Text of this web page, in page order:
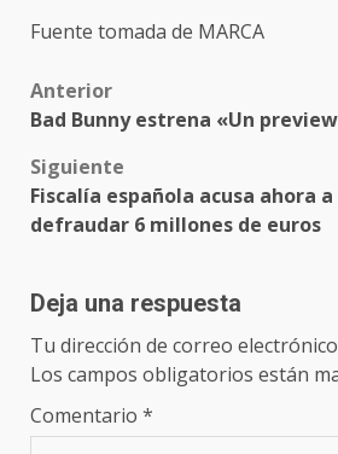
Fuente tomada de MARCA
Post
navigation
Anterior
Bad Bunny estrena «Un
Siguiente
Fiscalía española acusa ahora
defraudar 6 millones de euros
Deja una respuesta
Tu dirección de correo
Los campos obligatorios están
Comentario *